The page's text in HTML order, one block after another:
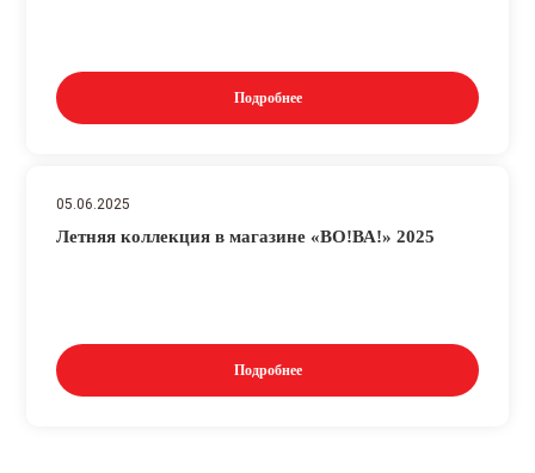
Подробнее
05.06.2025
Летняя коллекция в магазине «ВО!ВА!» 2025
Подробнее